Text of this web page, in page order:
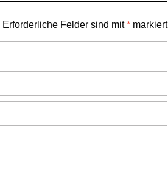
Erforderliche Felder sind mit* markiert